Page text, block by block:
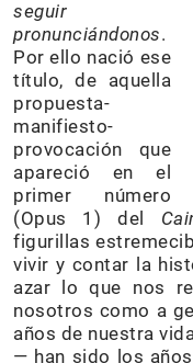
seguir
pronunciándonos.
Por ello nació ese
título, de aquella
propuesta-
manifiesto-
provocación que
apareció en el
primer número
(Opus 1) del
figurillas
vivir y contar la
azar lo que nos
nosotros como a
años de nuestra
— han sido los